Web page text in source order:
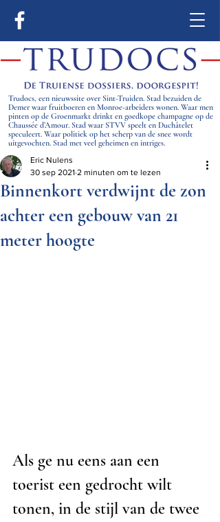
Trudocs, een nieuwssite over Sint-Truiden. Stad bezuiden de
Demer waar fruitboeren en Monroe-arbeiders wonen. Waar men
pinten op de Groenmarkt drinkt en goedkope champagne op de
Chaussée d’Amour. Stad waar STVV speelt en Duchâtelet
speculeert. Waar politiek op het scherp van de snee wordt
uitgevochten. Stad met veel geheimen en intriges.
Binnenkort verdwijnt de zon
achter een gebouw van 21
meter hoogte
Eric Nulens
30 sep 2021 2 minuten om te lezen
Als ge nu eens aan een
toerist een gedrocht wilt
tonen, in de stijl van de twee